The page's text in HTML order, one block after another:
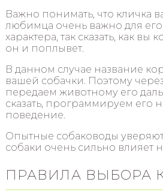
Важно понимать, что кличка
любимца очень важно для
характера, так сказать, как вы
он и поплывет.
В данном случае название
вашей собачки. Поэтому
передаем животному его
сказать, программируем его
поведение.
Опытные собаководы
собаки очень сильно влияет
ПРАВИЛА ВЫБОРА